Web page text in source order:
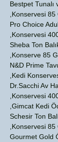
Bestpet Tunalı
Konservesi 85
Pro Choice
Konservesi
Sheba Ton
Konserve 85
N&D Prime
Kedi
Dr.Sacchi Av
Konservesi
Gimcat Kedi
Schesir Ton
Konservesi 85
Gourmet Gold